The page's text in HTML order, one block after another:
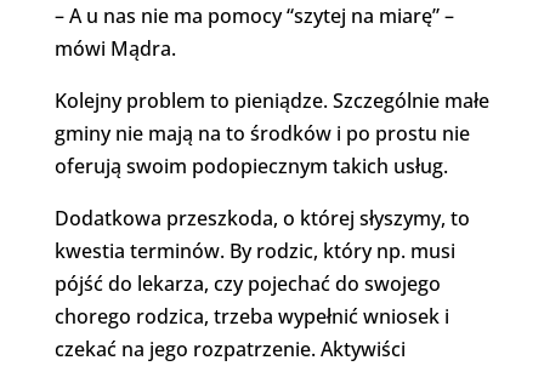
– A u nas nie ma pomocy “szytej na miarę” –
mówi Mądra.
Kolejny problem to pieniądze. Szczególnie małe
gminy nie mają na to środków i po prostu nie
oferują swoim podopiecznym takich usług.
Dodatkowa przeszkoda, o której słyszymy, to
kwestia terminów. By rodzic, który np. musi
pójść do lekarza, czy pojechać do swojego
chorego rodzica, trzeba wypełnić wniosek i
czekać na jego rozpatrzenie. Aktywiści